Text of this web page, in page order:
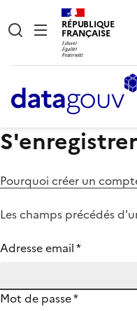
RÉPUBLIQUE
FRANÇAISE
S'enregistrer
Pourquoi créer un
Les champs précédés
Adresse email*
Mot de passe*